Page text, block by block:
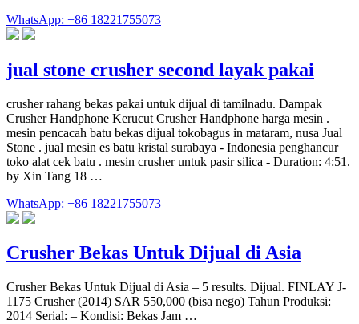
WhatsApp: +86 18221755073
jual stone crusher second layak pakai
crusher rahang bekas pakai untuk dijual di tamilnadu. Dampak
Crusher Handphone Kerucut Crusher Handphone harga mesin .
mesin pencacah batu bekas dijual tokobagus in mataram, nusa Jual
Stone . jual mesin es batu kristal surabaya - Indonesia penghancur
toko alat cek batu . mesin crusher untuk pasir silica - Duration: 4:51.
by Xin Tang 18 …
WhatsApp: +86 18221755073
Crusher Bekas Untuk Dijual di Asia
Crusher Bekas Untuk Dijual di Asia – 5 results. Dijual. FINLAY J-
1175 Crusher (2014) SAR 550,000 (bisa nego) Tahun Produksi:
2014 Serial: – Kondisi: Bekas Jam …